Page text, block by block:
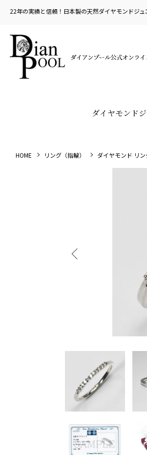
22年の実績と信頼！日本製の天然ダイヤモンドジュ
ダイヤモンド
HOME リング（指輪） ダイヤモンド リ